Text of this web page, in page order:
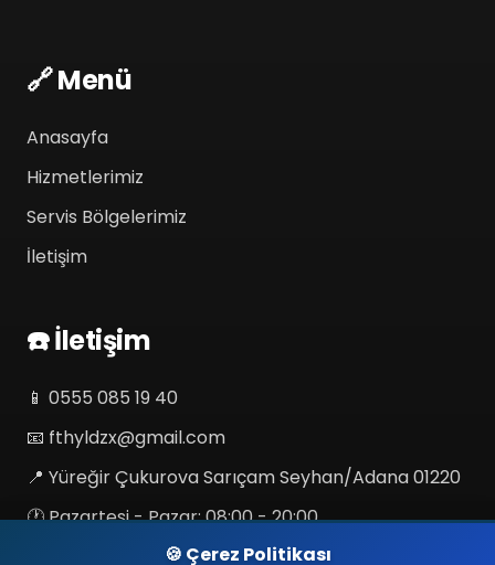
🔗 Menü
Anasayfa
Hizmetlerimiz
Servis Bölgelerimiz
İletişim
☎️ İletişim
📱 0555 085 19 40
📧 fthyldzx@gmail.com
📍 Yüreğir Çukurova Sarıçam Seyhan/Adana 01220
🕐 Pazartesi - Pazar: 08:00 - 20:00
🍪 Çerez Politikası